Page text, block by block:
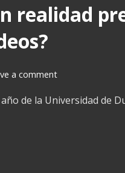
realidad
a comment
de la Universidad de